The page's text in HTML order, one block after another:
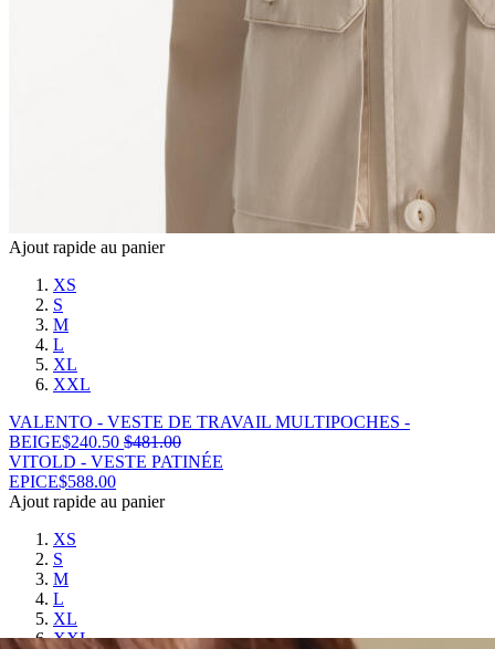
Ajout rapide au panier
XS
S
M
L
XL
XXL
VALENTO - VESTE DE TRAVAIL MULTIPOCHES -
BEIGE$240.50 $481.00
VITOLD - VESTE PATINÉE
EPICE$588.00
Ajout rapide au panier
XS
S
M
L
XL
XXL